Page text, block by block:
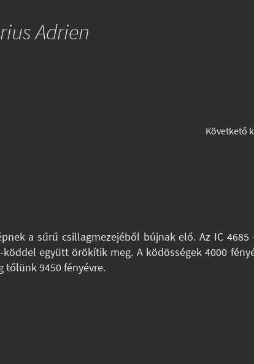
Adrien
Követkető
a sűrű csillagmezejéből bújnak elő. Az IC 4685
együtt örökítik meg. A ködösségek 4000
tőlünk 9450 fényévre.